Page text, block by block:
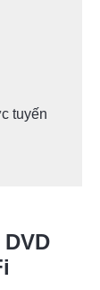
tuyến